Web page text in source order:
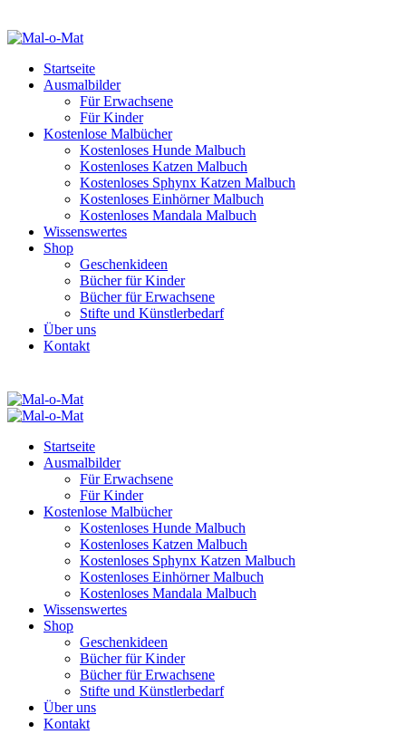
Startseite
Ausmalbilder
Für Erwachsene
Für Kinder
Kostenlose Malbücher
Kostenloses Hunde Malbuch
Kostenloses Katzen Malbuch
Kostenloses Sphynx Katzen Malbuch
Kostenloses Einhörner Malbuch
Kostenloses Mandala Malbuch
Wissenswertes
Shop
Geschenkideen
Bücher für Kinder
Bücher für Erwachsene
Stifte und Künstlerbedarf
Über uns
Kontakt
Startseite
Ausmalbilder
Für Erwachsene
Für Kinder
Kostenlose Malbücher
Kostenloses Hunde Malbuch
Kostenloses Katzen Malbuch
Kostenloses Sphynx Katzen Malbuch
Kostenloses Einhörner Malbuch
Kostenloses Mandala Malbuch
Wissenswertes
Shop
Geschenkideen
Bücher für Kinder
Bücher für Erwachsene
Stifte und Künstlerbedarf
Über uns
Kontakt